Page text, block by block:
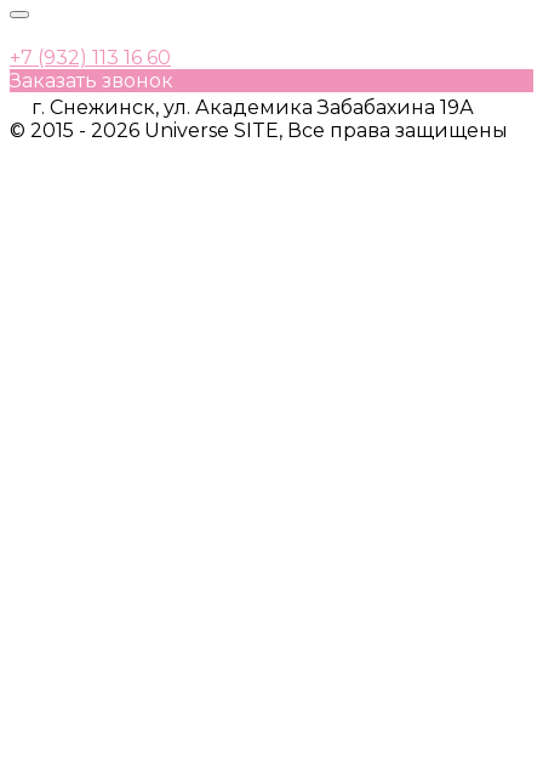
+7 (932) 113 16 60
Заказать звонок
г. Снежинск, ул. Академика Забабахина 19А
© 2015 - 2026 Universe SITE, Все права защищены